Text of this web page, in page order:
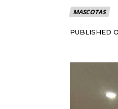
MASCOTAS
PUBLISHED